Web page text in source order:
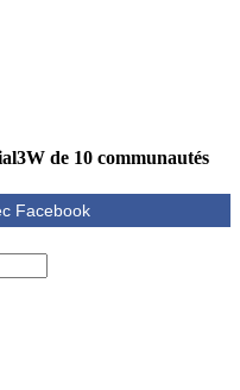
de 10 communautés